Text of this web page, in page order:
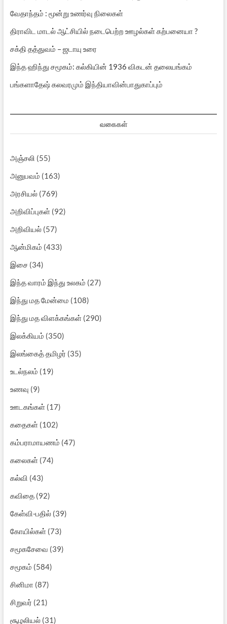
வேதாந்தம் : மூன்று உணர்வு நிலைகள்
திராவிட மாடல் ஆட்சியில் நடைபெற்ற ஊழல்கள் கற்பனையா ?
சக்தி தத்துவம் – ஜடாயு உரை
இந்த ஹிந்து சமூகம்: கல்கியின் 1936 விகடன் தலையங்கம்
பங்களாதேஷ் கலவரமும் இந்தியாவின்பாதுகாப்பும்
வகைகள்
அஞ்சலி (55)
அனுபவம் (163)
அரசியல்(769)
அறிவிப்புகள்(92)
அறிவியல்(57)
ஆன்மிகம் (433)
இசை(34)
இந்த வாரம் இந்து உலகம் (27)
இந்து மத மேன்மை (108)
இந்து மத விளக்கங்கள்(290)
இலக்கியம் (350)
இலங்கைத் தமிழர் (35)
உடல்நலம் (19)
உணவு (9)
ஊடகங்கள்(17)
கதைகள்(102)
கம்பராமாயணம் (47)
கலைகள்(74)
கல்வி (43)
கவிதை(92)
கேள்வி-பதில்(39)
கோயில்கள்(73)
சமூகசேவை (39)
சமூகம் (584)
சினிமா (87)
சிறுவர் (21)
சூழலியல்(31)